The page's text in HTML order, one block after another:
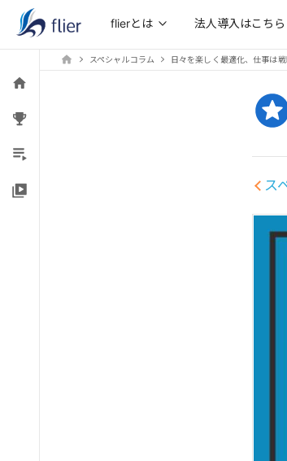
flierとは 法人導入はこちら
スペシャルコラム 日々を楽しく最適化、仕事は
ス